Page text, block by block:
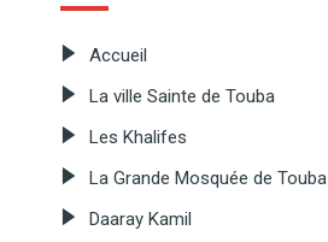
Accueil
La ville Sainte de Touba
Les Khalifes
La Grande Mosquée de Touba
Daaray Kamil